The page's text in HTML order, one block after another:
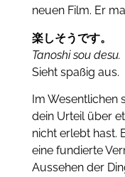
neuen Film. Er
楽しそうです。
Tanoshi sou desu.
Sieht spaßig aus.
Im Wesentlichen
dein Urteil über
nicht erlebt hast.
eine fundierte
Aussehen der